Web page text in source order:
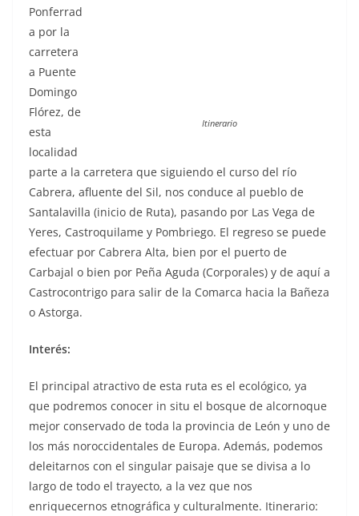
Itinerario
Ponferrad
a por la
carretera
a Puente
Domingo
Flórez, de
esta
localidad
parte a la carretera que siguiendo el curso del río
Cabrera, afluente del Sil, nos conduce al pueblo de
Santalavilla (inicio de Ruta), pasando por Las Vega de
Yeres, Castroquilame y Pombriego. El regreso se puede
efectuar por Cabrera Alta, bien por el puerto de
Carbajal o bien por Peña Aguda (Corporales) y de aquí a
Castrocontrigo para salir de la Comarca hacia la Bañeza
o Astorga.
Interés:
El principal atractivo de esta ruta es el ecológico, ya
que podremos conocer in situ el bosque de alcornoque
mejor conservado de toda la provincia de León y uno de
los más noroccidentales de Europa. Además, podemos
deleitarnos con el singular paisaje que se divisa a lo
largo de todo el trayecto, a la vez que nos
enriquecernos etnográfica y culturalmente. Itinerario: